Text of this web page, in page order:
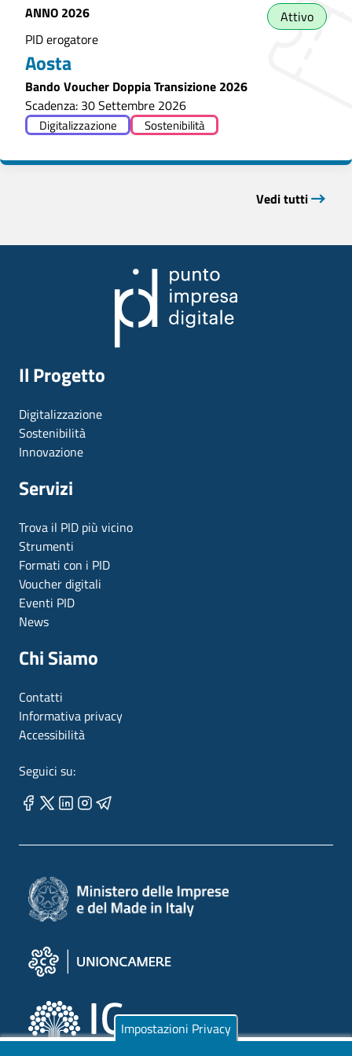
ANNO 2026
Attivo
PID erogatore
Aosta
Bando Voucher Doppia Transizione 2026
Scadenza: 30 Settembre 2026
Digitalizzazione Sostenibilità
Vedi tutti
Il Progetto
Digitalizzazione
Sostenibilità
Innovazione
Servizi
Trova il PID più vicino
Strumenti
Formati con i PID
Voucher digitali
Eventi PID
News
Chi Siamo
Contatti
Informativa privacy
Accessibilità
Seguici su:
Impostazioni Privacy